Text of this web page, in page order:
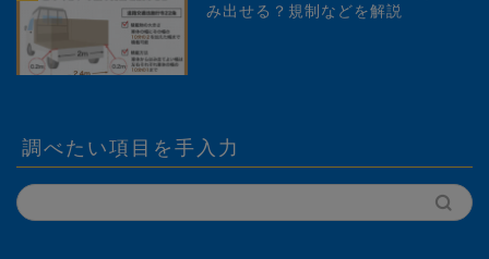
み出せる？規制などを解説
調べたい項目を手入力